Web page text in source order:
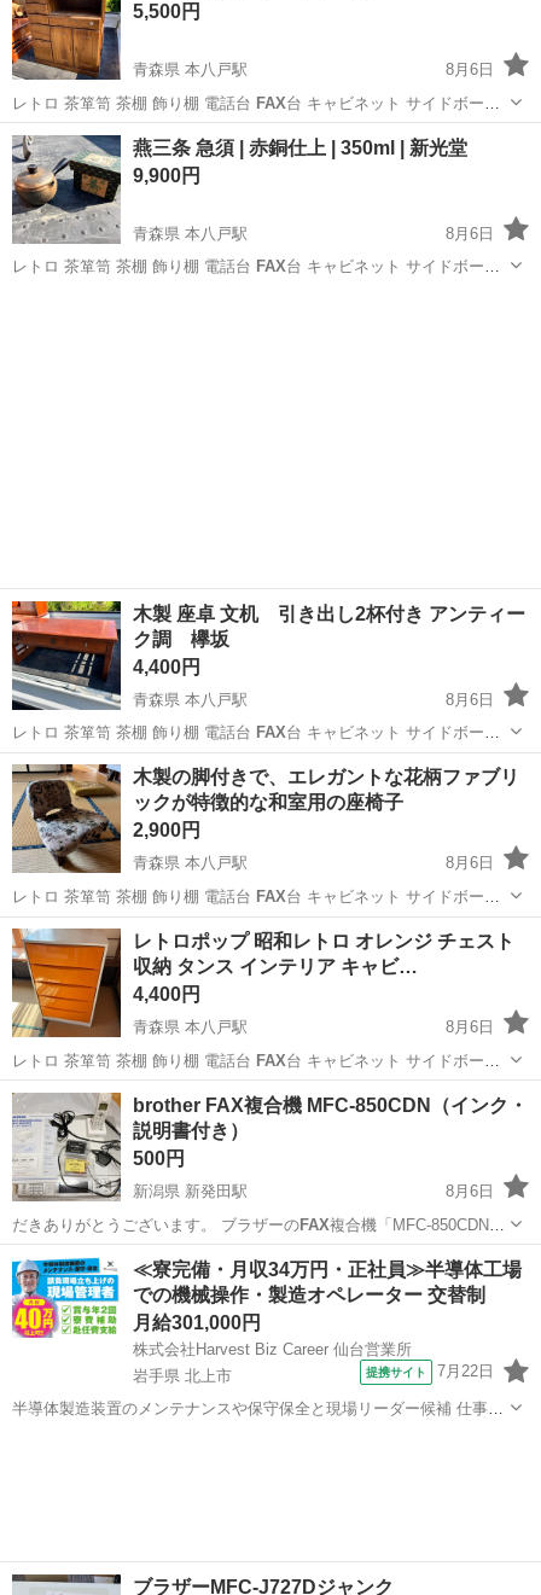
5,500円
青森県 本八戸駅
8月6日
レトロ 茶箪笥 茶棚 飾り棚 電話台 FAX台 キャビネット サイドボード
収納棚…
青森 八戸市 本八戸駅 収納家具
燕三条 急須 | 赤銅仕上 | 350ml | 新光堂
9,900円
青森県 本八戸駅
8月6日
レトロ 茶箪笥 茶棚 飾り棚 電話台 FAX台 キャビネット サイドボード
木製 座卓 文机 引き出し2杯付き アンティー
ク調 欅坂
4,400円
青森県 本八戸駅
8月6日
レトロ 茶箪笥 茶棚 飾り棚 電話台 FAX台 キャビネット サイドボード
収納棚…
青森 八戸市 本八戸駅 文机
木製の脚付きで、エレガントな花柄ファブリ
ックが特徴的な和室用の座椅子
2,900円
青森県 本八戸駅
8月6日
レトロ 茶箪笥 茶棚 飾り棚 電話台 FAX台 キャビネット サイドボード
収納棚…
青森 八戸市 本八戸駅 その他
レトロポップ 昭和レトロ オレンジ チェスト
収納 タンス インテリア キャビ…
4,400円
青森県 本八戸駅
8月6日
レトロ 茶箪笥 茶棚 飾り棚 電話台 FAX台 キャビネット サイドボード
収納棚…
青森 八戸市 収納家具
brother FAX複合機 MFC-850CDN（インク・
説明書付き）
500円
新潟県 新発田駅
8月6日
だきありがとうございます。 ブラザーのFAX複合機「MFC-850CDN」
です。 …
新潟 新発田市 新発田駅 電話、ＦＡＸ
≪寮完備・月収34万円・正社員≫半導体工場
での機械操作・製造オペレーター 交替制
月給301,000円
株式会社Harvest Biz Career 仙台営業所
岩手県 北上市
提携サイト 7月22日
半導体製造装置のメンテナンスや保守保全と現場リーダー候補 仕事内
ブラザーMFC-J727Dジャンク